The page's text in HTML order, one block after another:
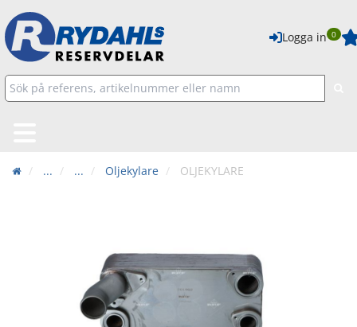
Logga in 0
... ... Oljekylare OLJEKYLARE